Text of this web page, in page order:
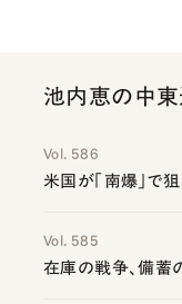
池内恵の中
Vol. 586
米国が「南爆」で
Vol. 585
在庫の戦争、備蓄